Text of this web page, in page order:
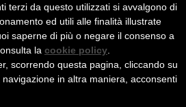
valtellina.com -
terzi da questo utilizzati si avvalgono di
ed utili alle finalità illustrate
saperne di più o negare il consenso a
la cookie policy
scorrendo questa pagina, cliccando su
in altra maniera, acconsenti